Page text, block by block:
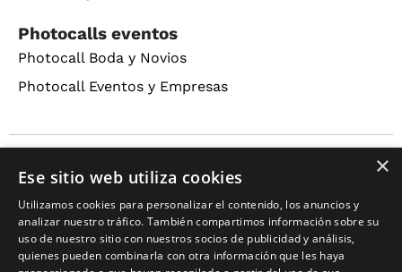
Photocalls eventos
Photocall Boda y Novios
Photocall Eventos y Empresas
Copyright © 2016 – 2026 ZonaPlotter.com. All rights
reserved.
×
Ese sitio web utiliza cookies
Utilizamos cookies para personalizar el contenido, los anuncios y
analizar nuestro tráfico. También compartimos información sobre su
uso de nuestro sitio con nuestros socios de publicidad y análisis,
quienes pueden combinarla con otra información que les haya